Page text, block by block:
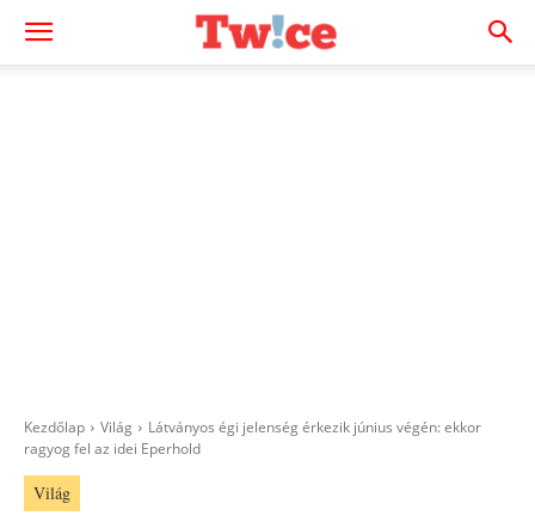
Kezdőlap Világ
Látványos égi jelenség érkezik június végén: ekkor
ragyog fel az idei Eperhold
Világ